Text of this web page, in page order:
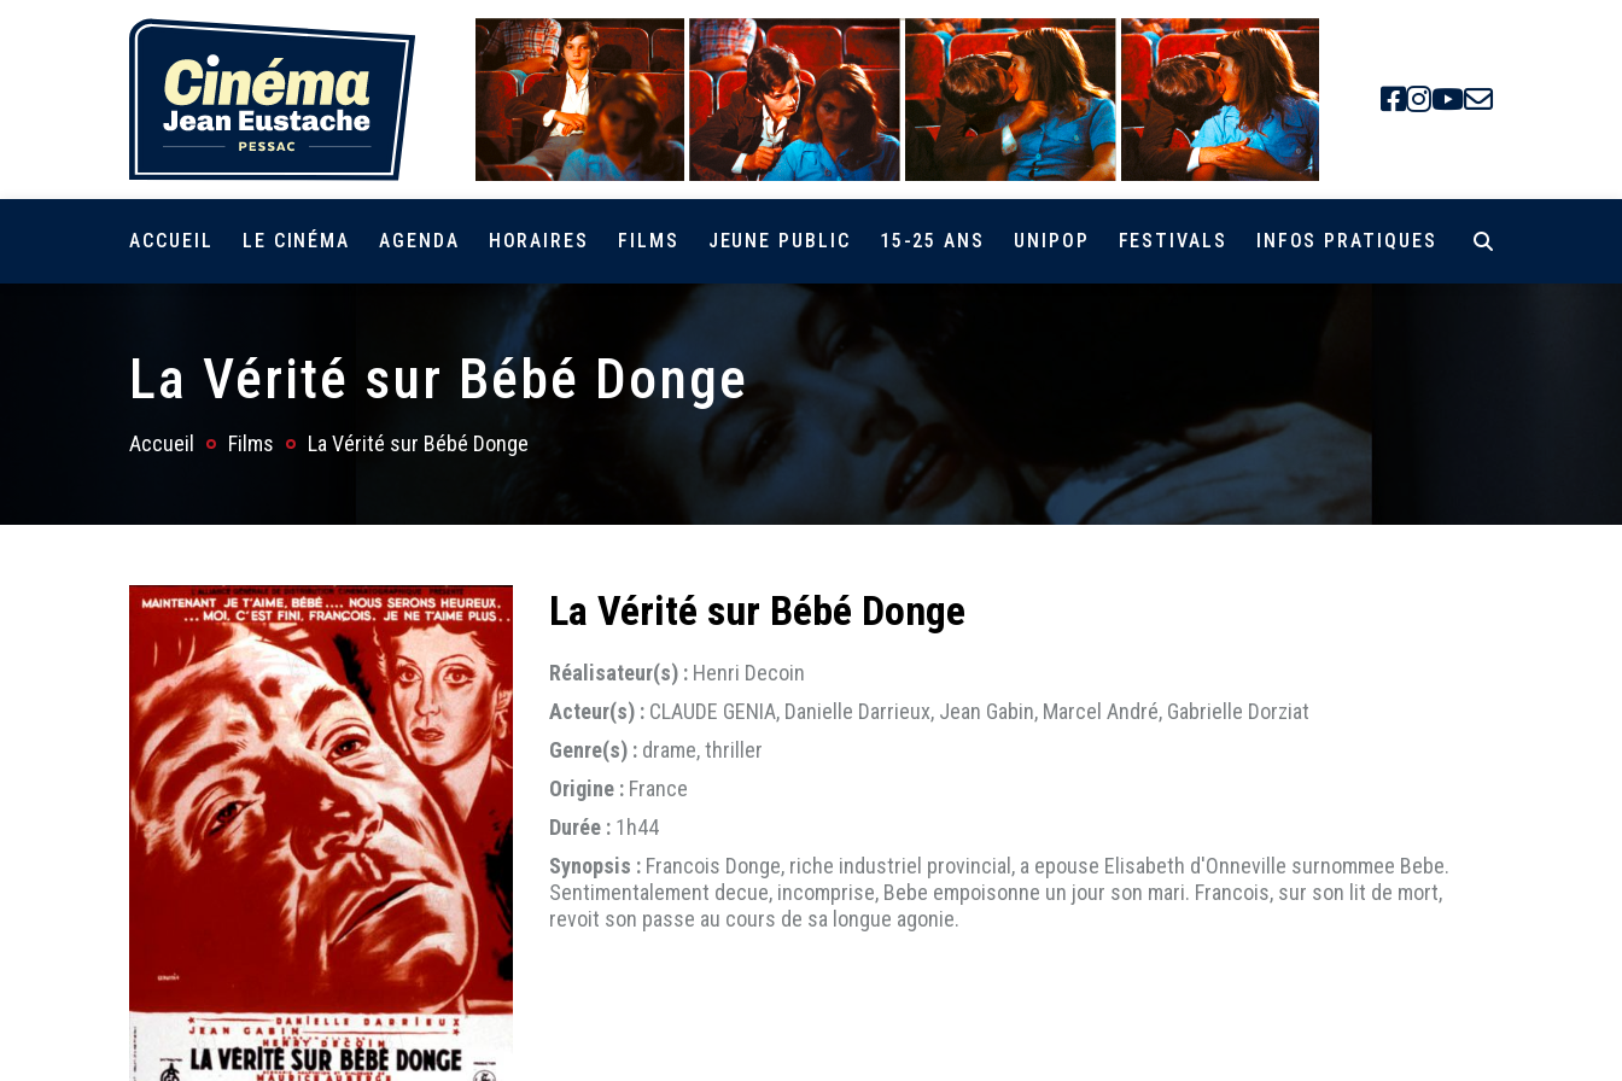
Facebook
Instagram
Youtube
ACCUEIL LE CINÉMA AGENDA HORAIRES FILMS JEUNE PUBLIC 15-25 ANS UNIPOP FESTIVALS INFOS PRATIQUES
La Vérité sur Bébé Donge
Accueil Films La Vérité sur Bébé Donge
La Vérité sur Bébé Donge
Réalisateur(s) : Henri Decoin
Acteur(s) : CLAUDE GENIA, Danielle Darrieux, Jean Gabin, Marcel André, Gabrielle Dorziat
Genre(s) : drame, thriller
Origine : France
Durée : 1h44
Synopsis : Francois Donge, riche industriel provincial, a epouse Elisabeth d'Onneville surnommee Bebe.
Sentimentalement decue, incomprise, Bebe empoisonne un jour son mari. Francois, sur son lit de mort,
revoit son passe au cours de sa longue agonie.